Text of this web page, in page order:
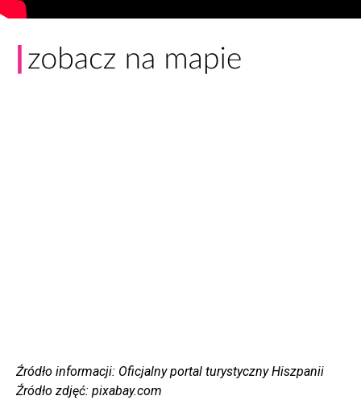
Źródło informacji: Oficjalny portal turystyczny Hiszpanii
Źródło zdjęć: pixabay.com